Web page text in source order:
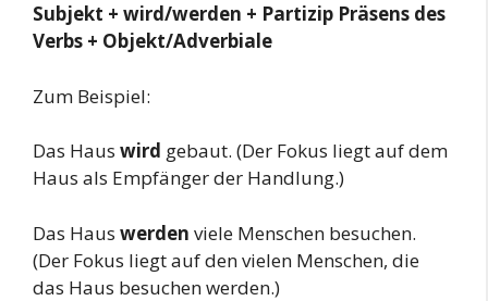
Subjekt + wird/werden + Partizip Präsens des
Verbs + Objekt/Adverbiale
Zum Beispiel:
Das Haus wird gebaut. (Der Fokus liegt auf dem
Haus als Empfänger der Handlung.)
Das Haus werden viele Menschen besuchen.
(Der Fokus liegt auf den vielen Menschen, die
das Haus besuchen werden.)